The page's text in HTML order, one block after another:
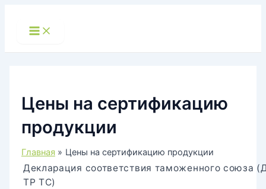
Main
Menu
Цены на сертификацию
продукции
Главная Цены на сертификацию продукции
Декларация соответствия таможенного союза
ТР ТС)